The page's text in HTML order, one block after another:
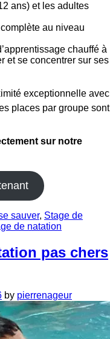
ans) et les adultes
au niveau
chauffé à
et se concentrer sur ses
exceptionnelle avec
places par groupe sont
sur notre
sauver, Stage de
de natation
pas chers
by pierrenageur